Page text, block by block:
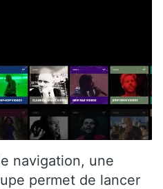
navigation, une
permet de lancer